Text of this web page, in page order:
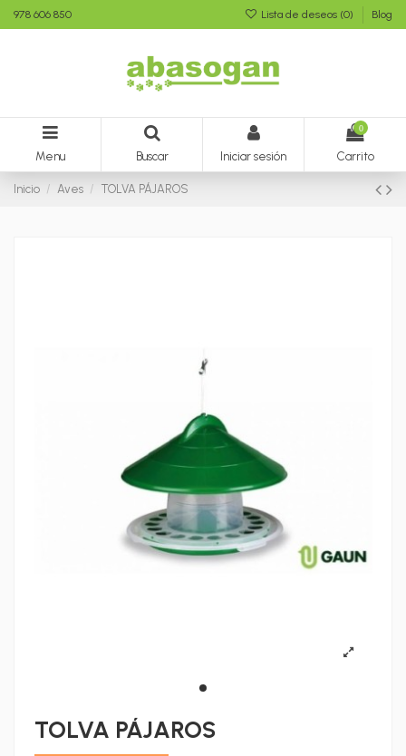
978 606 850 Lista de deseos (0) Blog
Menu Buscar Iniciar sesión
0
Carrito
Inicio Aves TOLVA PÁJAROS
TOLVA PÁJAROS